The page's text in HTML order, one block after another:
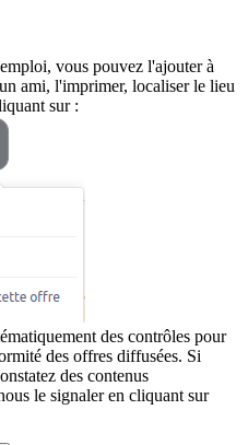
vous pouvez l'ajouter à
ami, l'imprimer, localiser le lieu
sur :
des contrôles pour
des offres diffusées. Si
des contenus
le signaler en cliquant sur